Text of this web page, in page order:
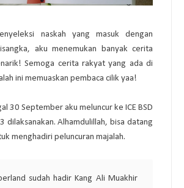
naskah yang masuk dengan
aku menemukan banyak cerita
Semoga cerita rakyat yang ada di
ini memuaskan pembaca cilik yaa!
30 September aku meluncur ke ICE BSD
dilaksanakan. Alhamdulillah, bisa datang
menghadiri peluncuran majalah.
sudah hadir Kang Ali Muakhir